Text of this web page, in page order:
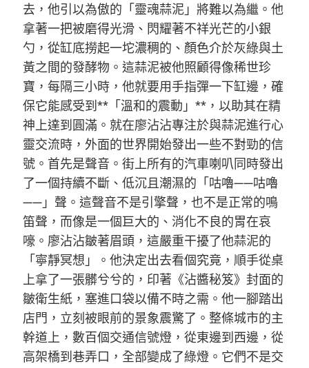
去，他引以為傲的「靈魂蒜泥」將難以為繼。他
拿著一把被磨得光滑、閃耀著不祥光芒的小銀
勺，從缸底撈起一坨濃稠的、顏色介於灰綠與土
黃之間的發酵物。這蒜泥被他照顧得像稀世珍
寶，每隔三小時，他就要用手指彈一下缸邊，確
保它能感受到**「溫和的震動」**，以助其在精
神上達到圓滿。就在廖沾沾專注於與蒜泥進行心
靈交流時，外面的世界開始發出一些不對勁的信
號。首先是聲音。街上所有的汽車喇叭同時發出
了一個持續不斷、低沉且潮濕的「咕嚕——咕嚕
——」聲。這聲音不是引擎聲，也不是正常的鳴
笛聲，而像是一個巨大的、消化不良的胃在哀
嚎。廖沾沾皺著眉頭，這嚴重干擾了他蒜泥的
「寧靜冥想」。他決定出去看個究竟，順手從桌
上拿了一張髒兮兮的，印著《沾醬秘笈》封面的
皺衛生紙，塞進口袋以備不時之需。他一腳踏出
店門，立刻被眼前的景象震驚了。整條城市的主
幹道上，數百個交通信號燈，從東邊到西邊，從
高架橋到巷弄口，全部變成了綠燈。它們不是交